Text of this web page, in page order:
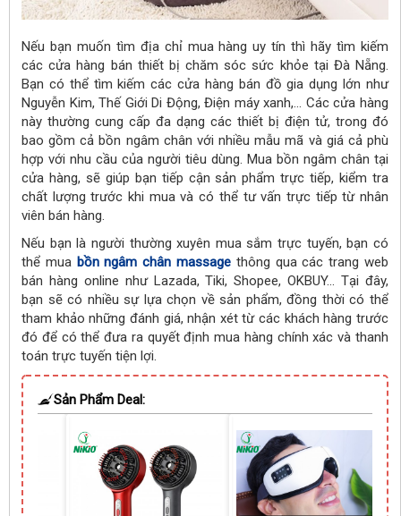
Nếu bạn muốn tìm địa chỉ mua hàng uy tín thì hãy tìm kiếm
các cửa hàng bán thiết bị chăm sóc sức khỏe tại Đà Nẵng.
Bạn có thể tìm kiếm các cửa hàng bán đồ gia dụng lớn như
Nguyễn Kim, Thế Giới Di Động, Điện máy xanh,... Các cửa hàng
này thường cung cấp đa dạng các thiết bị điện tử, trong đó
bao gồm cả bồn ngâm chân với nhiều mẫu mã và giá cả phù
hợp với nhu cầu của người tiêu dùng. Mua bồn ngâm chân tại
cửa hàng, sẽ giúp bạn tiếp cận sản phẩm trực tiếp, kiểm tra
chất lượng trước khi mua và có thể tư vấn trực tiếp từ nhân
viên bán hàng.
Nếu bạn là người thường xuyên mua sắm trực tuyến,bạn có
thể mua bồn ngâm chân massage thông qua các trang web
bán hàng online như Lazada, Tiki, Shopee, OKBUY... Tại đây,
bạn sẽ có nhiều sự lựa chọn về sản phẩm, đồng thời có thể
tham khảo những đánh giá, nhận xét từ các khách hàng trước
đó để có thể đưa ra quyết định mua hàng chính xác và thanh
toán trực tuyến tiện lợi.
Sản Phẩm Deal: